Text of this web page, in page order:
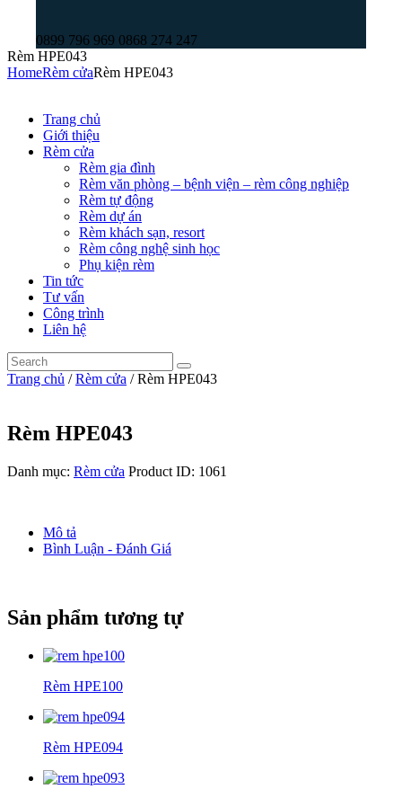
0899 796 969 0868 274 247
Rèm HPE043
HomeRèm cửaRèm HPE043
Trang chủ
Giới thiệu
Rèm cửa
Rèm gia đình
Rèm văn phòng – bệnh viện – rèm công nghiệp
Rèm tự động
Rèm dự án
Rèm khách sạn, resort
Rèm công nghệ sinh học
Phụ kiện rèm
Tin tức
Tư vấn
Công trình
Liên hệ
Trang chủ /Rèm cửa / Rèm HPE043
Rèm HPE043
Danh mục: Rèm cửa Product ID: 1061
Mô tả
Bình Luận - Đánh Giá
Sản phẩm tương tự
Rèm HPE100
Rèm HPE094